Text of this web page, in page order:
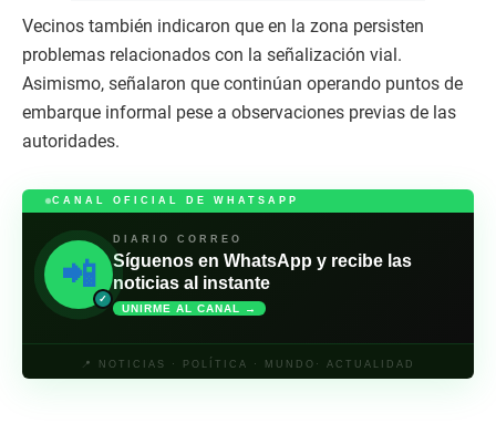
Vecinos también indicaron que en la zona persisten
problemas relacionados con la señalización vial.
Asimismo, señalaron que continúan operando puntos de
embarque informal pese a observaciones previas de las
autoridades.
CANAL OFICIAL DE WHATSAPP
📲
✓
DIARIO CORREO
Síguenos en WhatsApp y recibe las
noticias al instante
UNIRME AL CANAL →
📍 NOTICIAS · POLÍTICA · MUNDO· ACTUALIDAD